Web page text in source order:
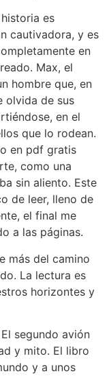
es
cautivadora, y es
en
Max, el
hombre que, en
olvida de sus
en el
que lo rodean.
en pdf gratis
como una
sin aliento. Este
de leer, lleno de
el final me
a las páginas.
más del camino
La lectura es
horizontes y
segundo avión
y mito. El libro
y a unos